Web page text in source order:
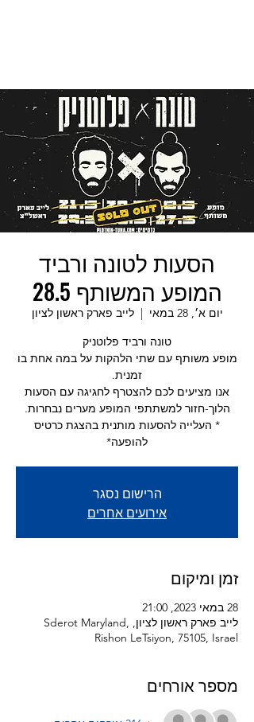
הסעות לטונה ורביד
המופע המשותף 28.5
יום א׳, 28 במאי
  |
לייב פארק ראשון לציון
מופע משותף עם שתי הלהקות על במה אחת בו
אנו מציעים לכם להצטרף לחגיגה עם הסעות
* העלייה להסעות מותנית בהצגת כרטיס
להופעה*
הרישום נסגר
אירועים אחרים
זמן ומיקום
28 במאי 2023, 21:00
לייב פארק ראשון לציון, Sderot Maryland,
Rishon LeTsiyon, 75105, Israel
מספר אורחים